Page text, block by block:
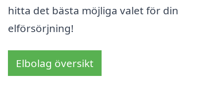
hitta det bästa möjliga valet för din
elförsörjning!
Elbolag översikt